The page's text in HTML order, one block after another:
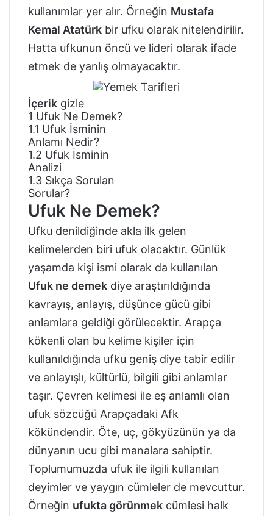
kullanımlar yer alır. Örneğin Mustafa
Kemal Atatürk bir ufku olarak nitelendirilir.
Hatta ufkunun öncü ve lideri olarak ifade
etmek de yanlış olmayacaktır.
İçerik gizle
1 Ufuk Ne Demek?
1.1 Ufuk İsminin
Anlamı Nedir?
1.2 Ufuk İsminin
Analizi
1.3 Sıkça Sorulan
Sorular?
Ufuk Ne Demek?
Ufku denildiğinde akla ilk gelen
kelimelerden biri ufuk olacaktır. Günlük
yaşamda kişi ismi olarak da kullanılan
Ufuk ne demek diye araştırıldığında
kavrayış, anlayış, düşünce gücü gibi
anlamlara geldiği görülecektir. Arapça
kökenli olan bu kelime kişiler için
kullanıldığında ufku geniş diye tabir edilir
ve anlayışlı, kültürlü, bilgili gibi anlamlar
taşır. Çevren kelimesi ile eş anlamlı olan
ufuk sözcüğü Arapçadaki Afk
kökündendir. Öte, uç, gökyüzünün ya da
dünyanın ucu gibi manalara sahiptir.
Toplumumuzda ufuk ile ilgili kullanılan
deyimler ve yaygın cümleler de mevcuttur.
Örneğin ufukta görünmek cümlesi halk